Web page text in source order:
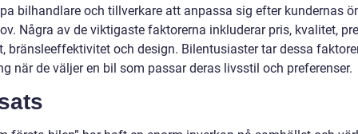
bilhandlare och tillverkare att anpassa sig efter kundernas
Några av de viktigaste faktorerna inkluderar pris, kvalitet,
bränsleeffektivitet och design. Bilentusiaster tar dessa
när de väljer en bil som passar deras livsstil och preferenser.